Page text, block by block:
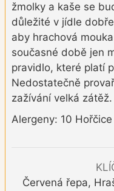
žmolky a kaše se
důležité v jídle
aby hrachová
současné době jen
pravidlo, které platí
Nedostatečně
zažívání velká zátěž.
Alergeny: 10 Hořčice
Červená řepa,